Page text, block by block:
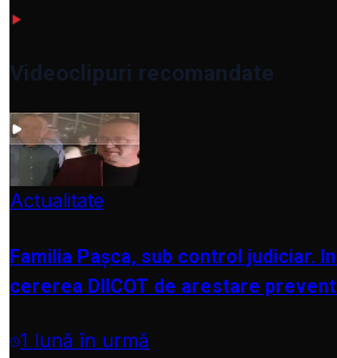
Videoclipuri recomandate
VIDEO
Actualitate
Familia Pașca, sub control judiciar.
cererea DIICOT de arestare
1 lună în urmă